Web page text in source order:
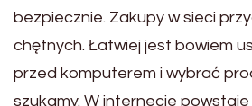
bezpiecznie. Zakupy w sieci
chętnych. Łatwiej jest bowiem
przed komputerem i wybrać
szukamy. W internecie